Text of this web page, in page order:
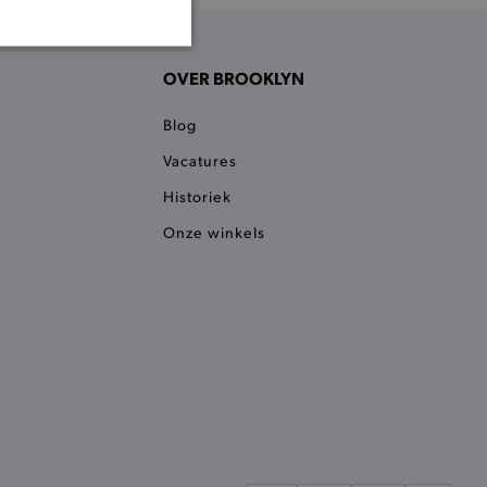
OVER BROOKLYN
Blog
Vacatures
Historiek
Onze winkels
manier wordt verorberd.
product te kunnen
je afhaaladres te